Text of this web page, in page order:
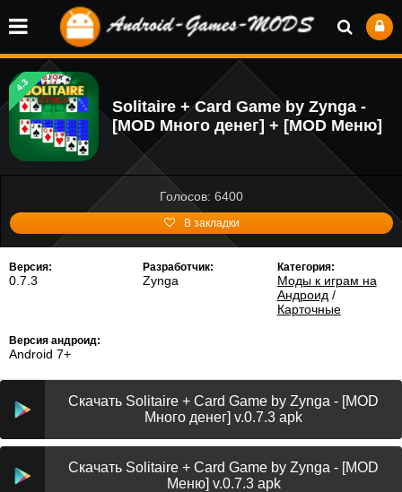
4.3
Solitaire + Card Game by Zynga -
[MOD Много денег] + [MOD Меню]
Голосов: 6400
В закладки
Версия:
0.7.3
Разработчик:
Zynga
Категория:
Моды к играм на
Андроид /
Карточные
Версия андроид:
Android 7+
Скачать Solitaire + Card Game by Zynga - [MOD
Много денег] v.0.7.3 apk
Скачать Solitaire + Card Game by Zynga - [MOD
Меню] v.0.7.3 apk